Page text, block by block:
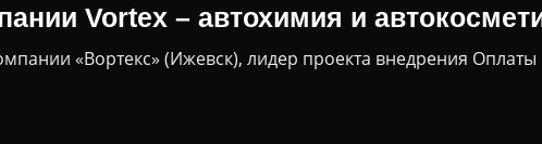
Vortex – автохимия и
«Вортекс» (Ижевск), лидер проекта внедрения Оплаты